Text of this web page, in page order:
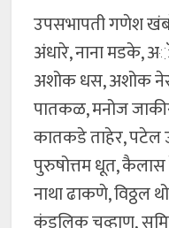
उपसभापती गणेश
अंधारे, नाना मडके,
अशोक धस, अशोक
पातकळ, मनोज
कातकडे ताहेर, पटेल
पुरुषोत्तम धूत,
नाथा ढाकणे, विठ्ठल